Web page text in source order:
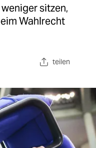
sitzen,
Wahlrecht
teilen